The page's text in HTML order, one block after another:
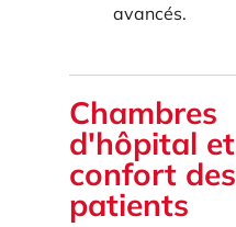
avancés.
Chambres
d'hôpital et
confort des
patients